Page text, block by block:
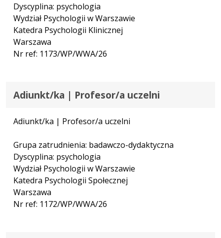
Dyscyplina: psychologia
Wydział Psychologii w Warszawie
Katedra Psychologii Klinicznej
Warszawa
Nr ref: 1173/WP/WWA/26
Adiunkt/ka | Profesor/a uczelni
Adiunkt/ka | Profesor/a uczelni
Grupa zatrudnienia: badawczo-dydaktyczna
Dyscyplina: psychologia
Wydział Psychologii w Warszawie
Katedra Psychologii Społecznej
Warszawa
Nr ref: 1172/WP/WWA/26